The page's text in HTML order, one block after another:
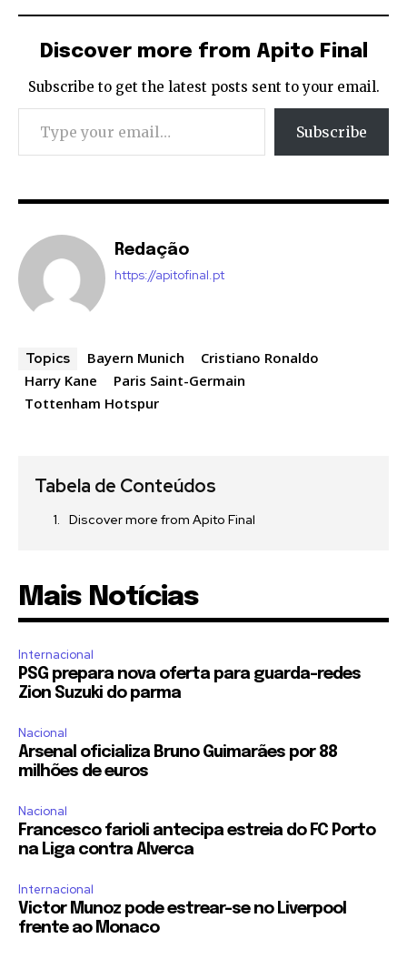
Discover more from Apito Final
Subscribe to get the latest posts sent to your email.
Type your email…
Subscribe
Redação
https://apitofinal.pt
Topics Bayern Munich
Cristiano Ronaldo
Harry Kane
Paris Saint-Germain
Tottenham Hotspur
Tabela de Conteúdos
Discover more from Apito Final
Mais Notícias
Internacional
PSG prepara nova oferta para guarda-redes
Zion Suzuki do parma
Nacional
Arsenal oficializa Bruno Guimarães por 88
milhões de euros
Nacional
Francesco farioli antecipa estreia do FC Porto
na Liga contra Alverca
Internacional
Victor Munoz pode estrear-se no Liverpool
frente ao Monaco